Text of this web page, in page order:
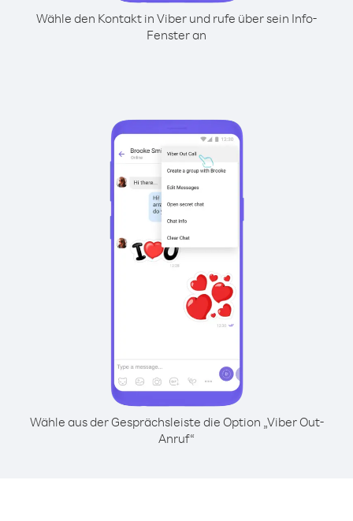
Wähle den Kontakt in Viber und rufe über sein Info-
Fenster an
Wähle aus der Gesprächsleiste die Option „Viber Out-
Anruf“